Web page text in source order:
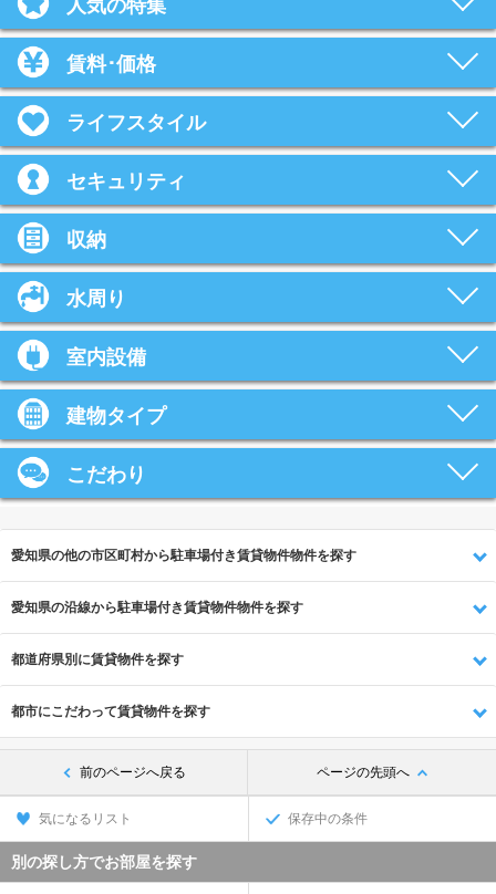
人気の特集
賃料･価格
ライフスタイル
セキュリティ
収納
水周り
室内設備
建物タイプ
こだわり
愛知県の他の市区町村から駐車場付き賃貸物件物件を探す
愛知県の沿線から駐車場付き賃貸物件物件を探す
都道府県別に賃貸物件を探す
都市にこだわって賃貸物件を探す
前のページへ戻る ページの先頭へ
気になるリスト 保存中の条件
別の探し方でお部屋を探す